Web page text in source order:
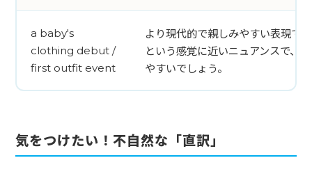
a baby's
clothing debut /
first outfit event
より現代的で親しみやすい表現で
という感覚に近いニュアンスで、
やすいでしょう。
気をつけたい！不自然な「直訳」